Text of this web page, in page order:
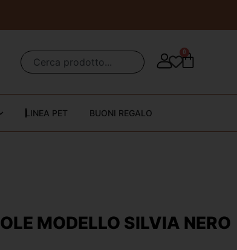
0
LINEA PET BUONI REGALO
MODELLO SILVIA NERO